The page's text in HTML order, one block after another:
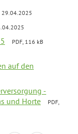
29.04.2025
PDF, 116 kB
auf den
-
und Horte
PDF,